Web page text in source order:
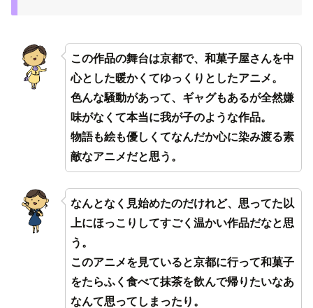
この作品の舞台は京都で、和菓子屋さんを中
心とした暖かくてゆっくりとしたアニメ。
色んな騒動があって、ギャグもあるが全然嫌
味がなくて本当に我が子のような作品。
物語も絵も優しくてなんだか心に染み渡る素
敵なアニメだと思う。
なんとなく見始めたのだけれど、思ってた以
上にほっこりしてすごく温かい作品だなと思
う。
このアニメを見ていると京都に行って和菓子
をたらふく食べて抹茶を飲んで帰りたいなあ
なんて思ってしまったり。